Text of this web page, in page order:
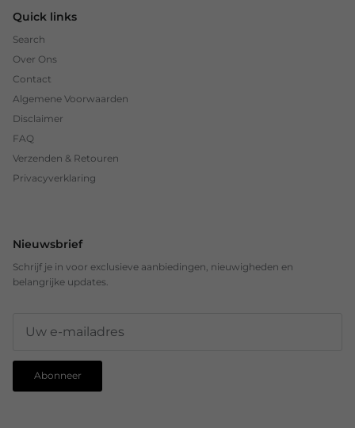
Quick links
Search
Over Ons
Contact
Algemene Voorwaarden
Disclaimer
FAQ
Verzenden & Retouren
Privacyverklaring
Nieuwsbrief
Schrijf je in voor exclusieve aanbiedingen, nieuwigheden en
belangrijke updates.
Abonneer